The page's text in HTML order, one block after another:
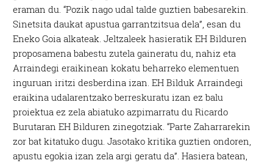
eraman du. “Pozik nago udal talde guztien babesarekin.
Sinetsita daukat apustua garrantzitsua dela”, esan du
Eneko Goia alkateak. Jeltzaleek hasieratik EH Bilduren
proposamena babestu zutela gaineratu du, nahiz eta
Arraindegi eraikinean kokatu beharreko elementuen
inguruan iritzi desberdina izan. EH Bilduk Arraindegi
eraikina udalarentzako berreskuratu izan ez balu
proiektua ez zela abiatuko azpimarratu du Ricardo
Burutaran EH Bilduren zinegotziak. “Parte Zaharrarekin
zor bat kitatuko dugu. Jasotako kritika guztien ondoren,
apustu egokia izan zela argi geratu da”. Hasiera batean,